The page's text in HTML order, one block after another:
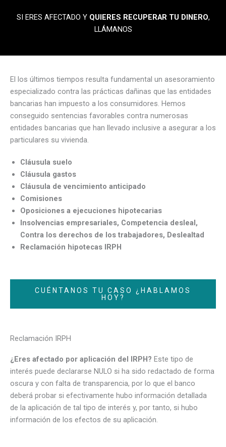
SI ERES AFECTADO Y QUIERES RECUPERAR TU DINERO,
LLÁMANOS
El los últimos tiempos resulta fundamental un asesoramiento
especializado contra las prácticas dañinas que las entidades
bancarias han impuesto a los consumidores. Hemos
conseguido sentencias favorables contra numerosas
entidades bancarias que han llevado inclusive a asegurar a los
particulares su vivienda.
Cláusula suelo
Cláusula gastos
Cláusula de vencimiento anticipado
Comisiones
Oposiciones a ejecuciones hipotecarias
Insolvencias empresariales, Competencia desleal,
Contra los derechos de los trabajadores, Deslealtad
Reclamación hipotecas IRPH
CUÉNTANOS TU CASO ¿HABLAMOS
HOY?
Reclamación IRPH
¿Eres afectado por aplicación del IRPH? Este tipo de
interés puede declararse NULO si ha sido redactado de forma
oscura y con falta de transparencia, por lo que el banco
deberá probar si efectivamente hubo información detallada
de la aplicación de tal tipo de interés y, por tanto, si hubo
información de los efectos de su aplicación.